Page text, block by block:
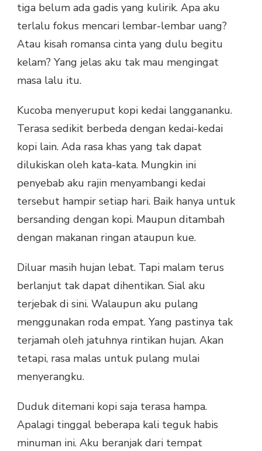
tiga belum ada gadis yang kulirik. Apa aku
terlalu fokus mencari lembar-lembar uang?
Atau kisah romansa cinta yang dulu begitu
kelam? Yang jelas aku tak mau mengingat
masa lalu itu.
Kucoba menyeruput kopi kedai langgananku.
Terasa sedikit berbeda dengan kedai-kedai
kopi lain. Ada rasa khas yang tak dapat
dilukiskan oleh kata-kata. Mungkin ini
penyebab aku rajin menyambangi kedai
tersebut hampir setiap hari. Baik hanya untuk
bersanding dengan kopi. Maupun ditambah
dengan makanan ringan ataupun kue.
Diluar masih hujan lebat. Tapi malam terus
berlanjut tak dapat dihentikan. Sial aku
terjebak di sini. Walaupun aku pulang
menggunakan roda empat. Yang pastinya tak
terjamah oleh jatuhnya rintikan hujan. Akan
tetapi, rasa malas untuk pulang mulai
menyerangku.
Duduk ditemani kopi saja terasa hampa.
Apalagi tinggal beberapa kali teguk habis
minuman ini. Aku beranjak dari tempat